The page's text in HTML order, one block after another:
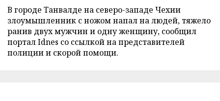
В городе Танвалде на северо-западе Чехии
злоумышленник с ножом напал на людей, тяжело
ранив двух мужчин и одну женщину, сообщил
портал Idnes со ссылкой на представителей
полиции и скорой помощи.